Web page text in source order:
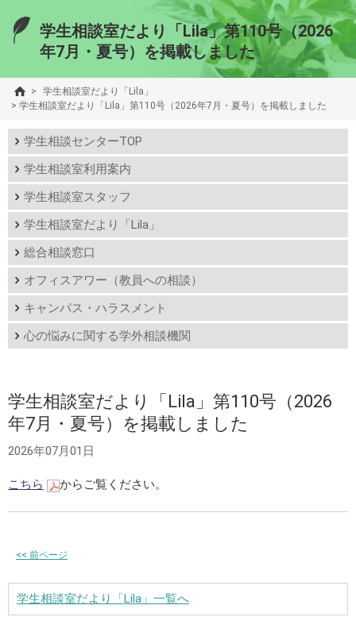
学生相談室だより「Lila」第110号（2026
年7月・夏号）を掲載しました
>
学生相談室だより「Lila」
> 学生相談室だより「Lila」第110号（2026年7月・夏号）を掲載しました
学生相談センターTOP
学生相談室利用案内
学生相談室スタッフ
学生相談室だより「Lila」
総合相談窓口
オフィスアワー（教員への相談）
キャンパス・ハラスメント
心の悩みに関する学外相談機関
学生相談室だより「Lila」第110号（2026
年7月・夏号）を掲載しました
2026年07月01日
こちら からご覧ください。
<< 前ページ
学生相談室だより「Lila」一覧へ